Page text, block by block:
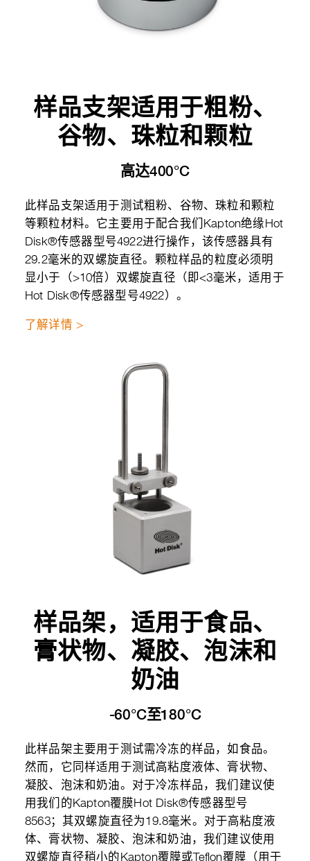
样品支架适用于粗粉、
谷物、珠粒和颗粒
高达400°C
此样品支架适用于测试粗粉、谷物、珠粒和颗粒
等颗粒材料。它主要用于配合我们Kapton绝缘Hot
Disk®传感器型号4922进行操作，该传感器具有
29.2毫米的双螺旋直径。颗粒样品的粒度必须明
显小于（>10倍）双螺旋直径（即<3毫米，适用于
Hot Disk®传感器型号4922）。
了解详情 >
样品架，适用于食品、
膏状物、凝胶、泡沫和
奶油
-60°C至180°C
此样品架主要用于测试需冷冻的样品，如食品。
然而，它同样适用于测试高粘度液体、膏状物、
凝胶、泡沫和奶油。对于冷冻样品，我们建议使
用我们的Kapton覆膜Hot Disk®传感器型号
8563；其双螺旋直径为19.8毫米。对于高粘度液
体、膏状物、凝胶、泡沫和奶油，我们建议使用
双螺旋直径稍小的Kapton覆膜或Teflon覆膜（用于